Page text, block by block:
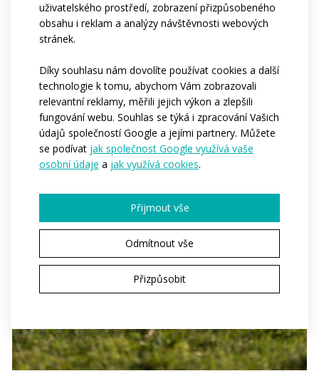
uživatelského prostředí, zobrazení přizpůsobeného
obsahu i reklam a analýzy návštěvnosti webových
stránek.
Díky souhlasu nám dovolíte používat cookies a další
technologie k tomu, abychom Vám zobrazovali
relevantní reklamy, měřili jejich výkon a zlepšili
fungování webu. Souhlas se týká i zpracování Vašich
údajů společností Google a jejími partnery. Můžete
se podívat jak společnost Google využívá vaše
osobní údaje a jak využívá cookies.
Přijmout vše
Odmítnout vše
Přizpůsobit